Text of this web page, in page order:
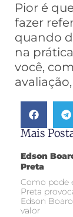
Pior é
fazer
quando
na
você,
Mais
Edson
Preta
Como pode
Preta
Edson
valor